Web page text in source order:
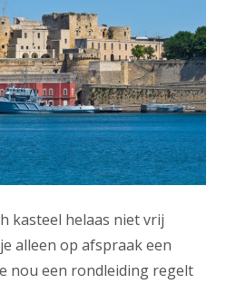
kasteel helaas niet vrij
alleen op afspraak een
nou een rondleiding regelt